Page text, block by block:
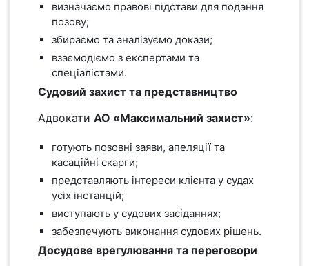
визначаємо правові підстави для подання
позову;
збираємо та аналізуємо докази;
взаємодіємо з експертами та
спеціалістами.
Судовий захист та представництво
Адвокати АО «Максимальний захист»:
готують позовні заяви, апеляції та
касаційні скарги;
представляють інтереси клієнта у судах
усіх інстанцій;
виступають у судових засіданнях;
забезпечують виконання судових рішень.
Досудове врегулювання та переговори